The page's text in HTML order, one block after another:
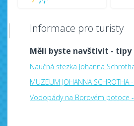
Informace pro turisty
Měli byste navštívit - tipy
Naučná stezka Johanna
MUZEUM JOHANNA
Vodopády na Borovém potoce